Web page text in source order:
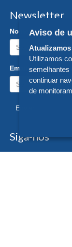
Newsletter
Nome:
Email:
Enviar
Siga-nos
Aviso de
Utilizamos
semelhantes
continuar
de